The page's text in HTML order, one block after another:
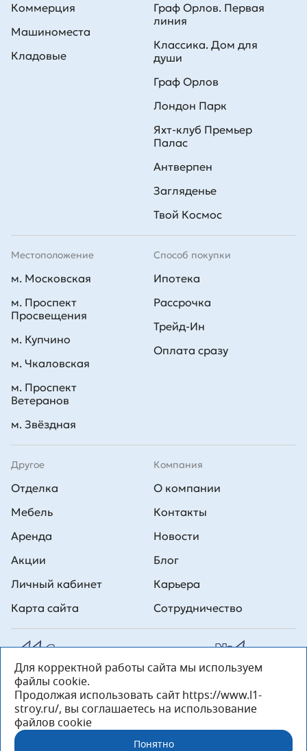
Коммерция
Машиноместа
Кладовые
Способ покупки
Ипотека
Рассрочка
Трейд-Ин
Оплата сразу
Граф Орлов. Первая
линия
Классика. Дом для
души
Граф Орлов
Лондон Парк
Яхт-клуб Премьер
Палас
Антверпен
Загляденье
Твой Космос
Другое
Отделка
Мебель
Аренда
Акции
Личный кабинет
Карта сайта
Компания
О компании
Контакты
Новости
Блог
Карьера
Сотрудничество
Местоположение
м. Московская
м. Проспект
Просвещения
м. Купчино
м. Чкаловская
м. Проспект
Ветеранов
м. Звёздная
Все права на публикуемые на сайте материалы принадлежат
ООО Л1 Строительная комания №1. Любая информация,
представленная на данном сайте, носит исключительно
информационный характер и ни при каких условиях не является
публичной офертой, определяемой положениями статьи 437 ГК РФ.
«ООО «Л1 Строительная Компания №1» 196233, Санкт-Петербург, ул.
Орджоникидзе, д. 52, литер А, пом. 92-Н, офис 4 ИНН 7810269443,
ОГРН 1027804853559»
Для корректной работы сайта мы используем
файлы cookie.
Продолжая использовать сайт https://www.l1-
stroy.ru/, вы соглашаетесь на использование
файлов cookie
Понятно